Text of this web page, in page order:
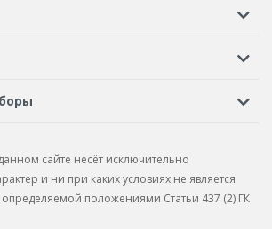
программа
сайте несёт исключительно
и ни при каких условиях не является
положениями Статьи 437 (2) ГК